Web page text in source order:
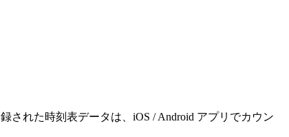
された時刻表データは、iOS / Android アプリでカウン